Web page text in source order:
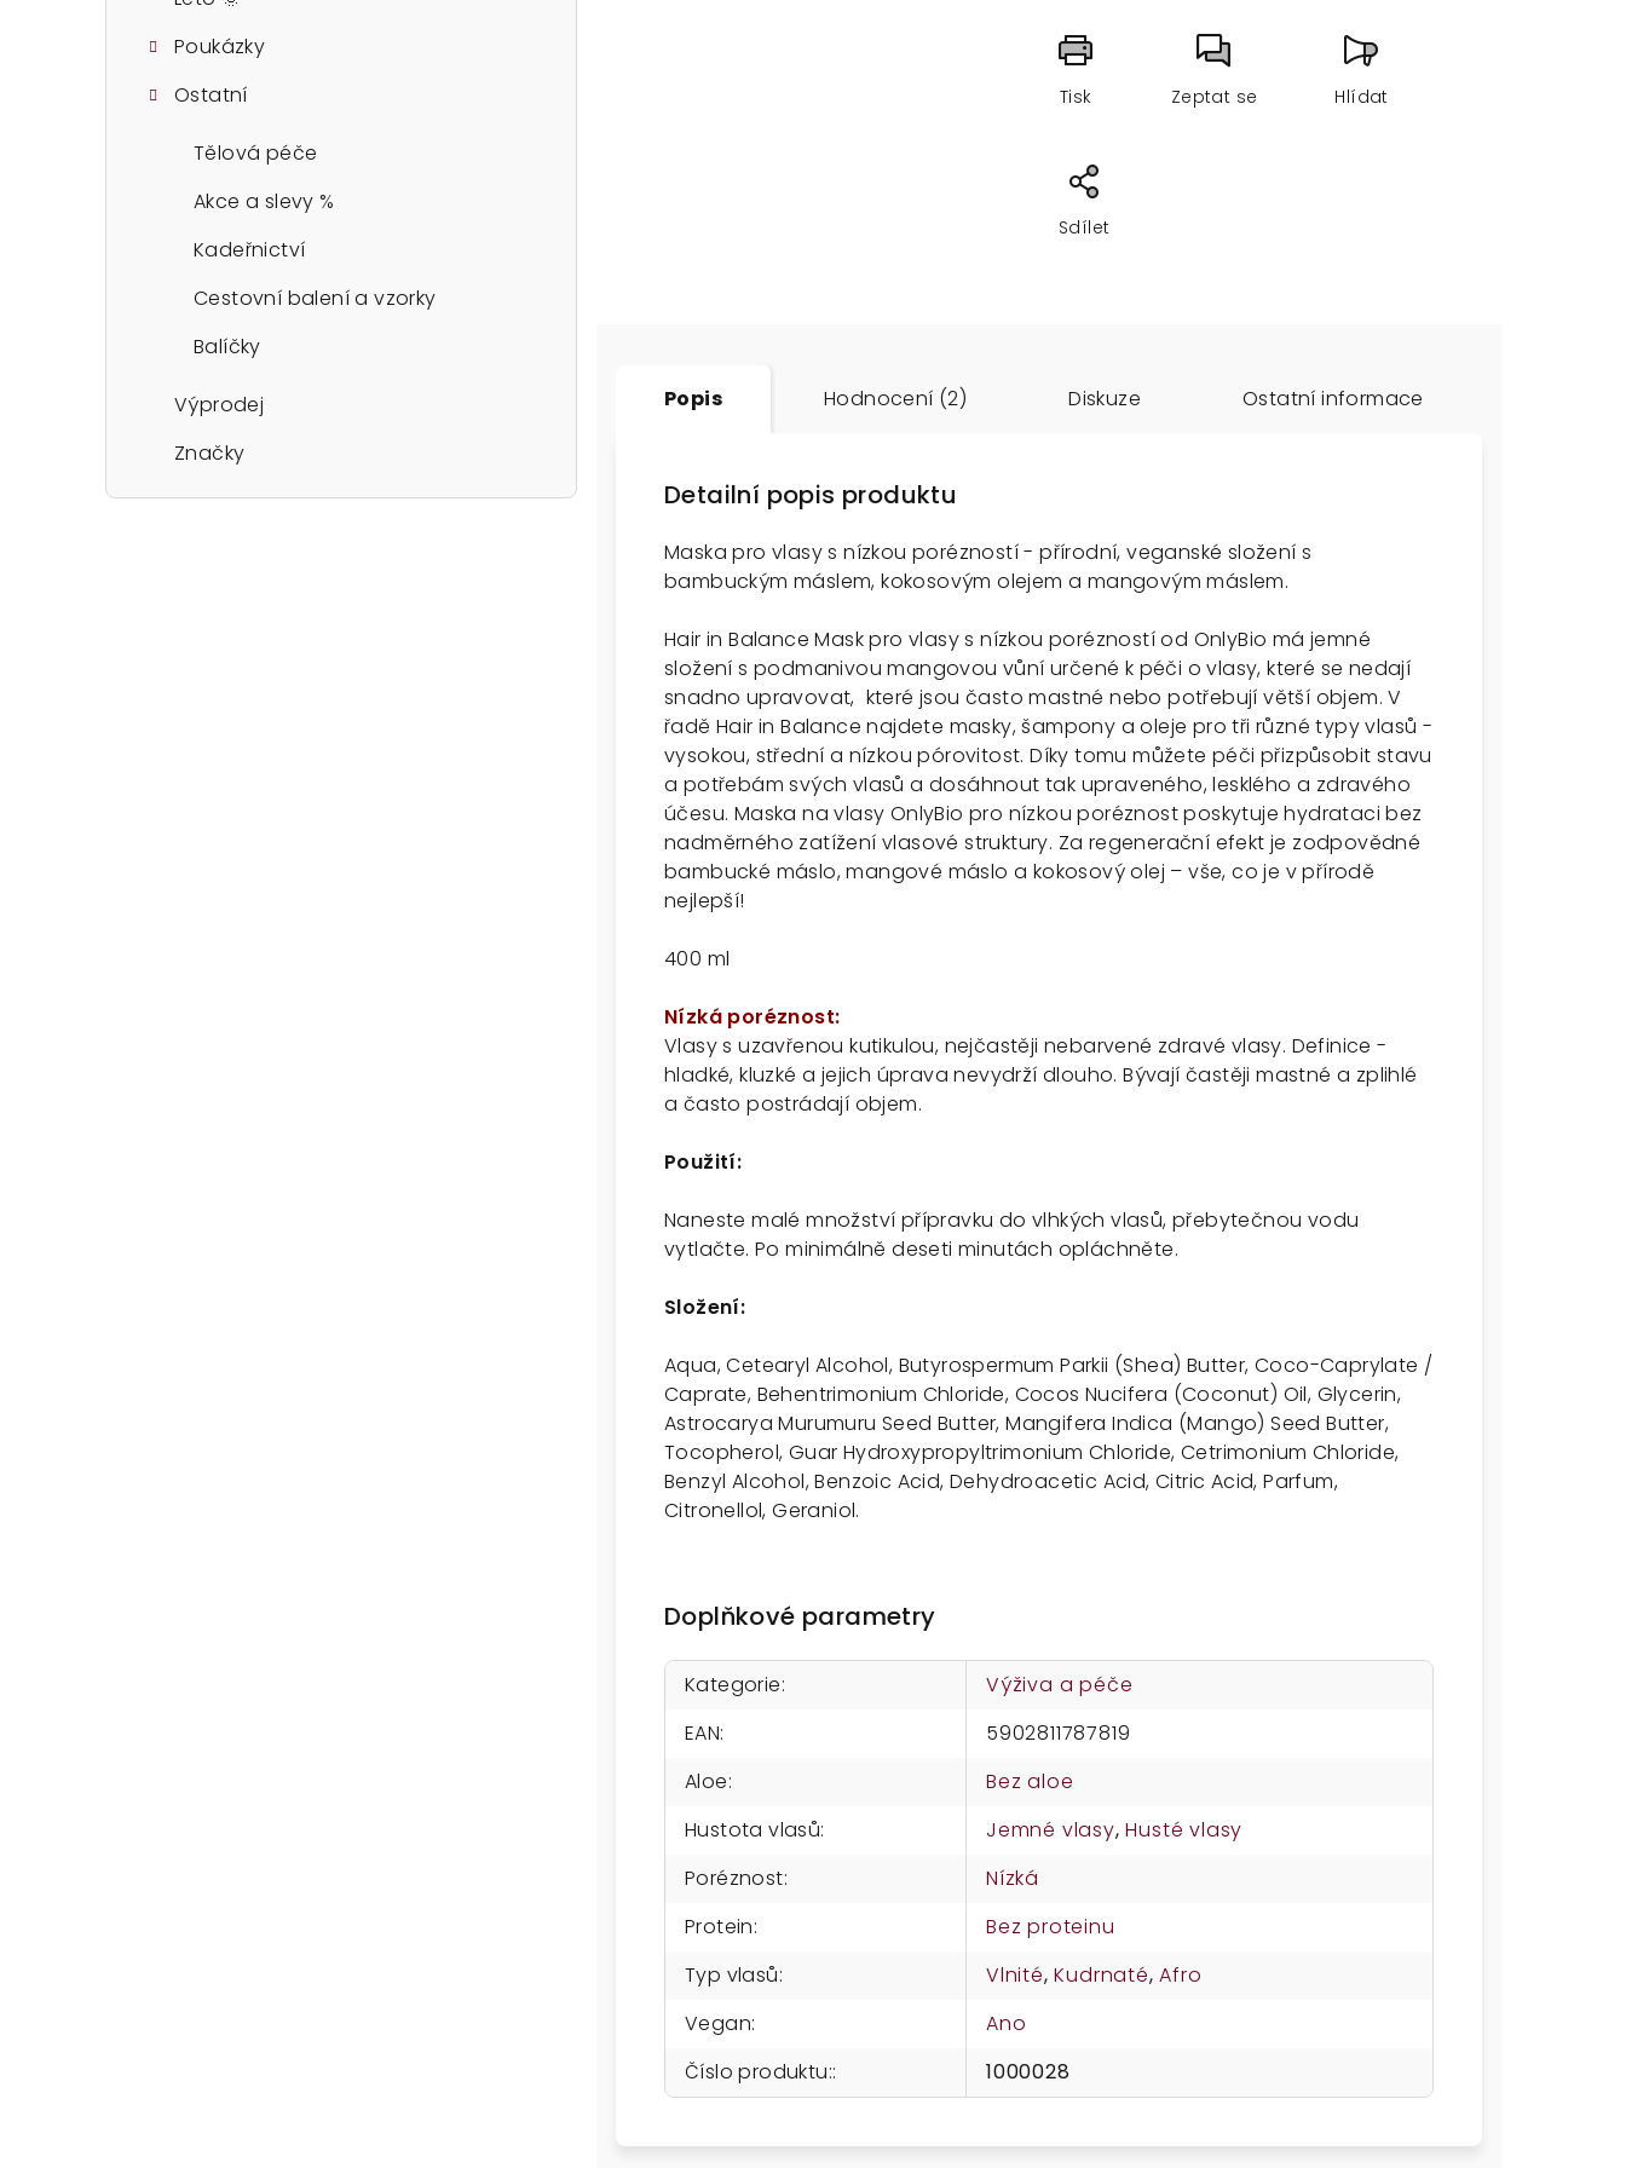
Poukázky
Ostatní
Tělová péče
Akce a slevy %
Kadeřnictví
Cestovní balení a vzorky
Balíčky
Výprodej
Značky
Tisk Zeptat se Hlídat
Sdílet
Popis Hodnocení (2) Diskuze Ostatní informace
Detailní popis produktu
Maska pro vlasy s nízkou porézností - přírodní, veganské složení s
bambuckým máslem, kokosovým olejem a mangovým máslem.
Hair in Balance Mask pro vlasy s nízkou porézností od OnlyBio má jemné
složení s podmanivou mangovou vůní určené k péči o vlasy, které se nedají
snadno upravovat, které jsou často mastné nebo potřebují větší objem. V
řadě Hair in Balance najdete masky, šampony a oleje pro tři různé typy vlasů -
vysokou, střední a nízkou pórovitost. Díky tomu můžete péči přizpůsobit stavu
a potřebám svých vlasů a dosáhnout tak upraveného, lesklého a zdravého
účesu. Maska na vlasy OnlyBio pro nízkou poréznost poskytuje hydrataci bez
nadměrného zatížení vlasové struktury. Za regenerační efekt je zodpovědné
bambucké máslo, mangové máslo a kokosový olej – vše, co je v přírodě
nejlepší!
400 ml
Nízká poréznost:
Vlasy s uzavřenou kutikulou, nejčastěji nebarvené zdravé vlasy. Definice -
hladké, kluzké a jejich úprava nevydrží dlouho. Bývají častěji mastné a zplihlé
a často postrádají objem.
Použití:
Naneste malé množství přípravku do vlhkých vlasů, přebytečnou vodu
vytlačte. Po minimálně deseti minutách opláchněte.
Složení:
Aqua, Cetearyl Alcohol, Butyrospermum Parkii (Shea) Butter, Coco-Caprylate /
Caprate, Behentrimonium Chloride, Cocos Nucifera (Coconut) Oil, Glycerin,
Astrocarya Murumuru Seed Butter, Mangifera Indica (Mango) Seed Butter,
Tocopherol, Guar Hydroxypropyltrimonium Chloride, Cetrimonium Chloride,
Benzyl Alcohol, Benzoic Acid, Dehydroacetic Acid, Citric Acid, Parfum,
Citronellol, Geraniol.
Doplňkové parametry
Kategorie:
Výživa a péče
EAN:
5902811787819
Aloe:
Bez aloe
Hustota vlasů: Jemné vlasy,Husté vlasy
Poréznost:
Nízká
Protein:
Bez proteinu
Typ vlasů: Vlnité,Kudrnaté,Afro
Vegan:
Ano
Číslo produktu:: 1000028